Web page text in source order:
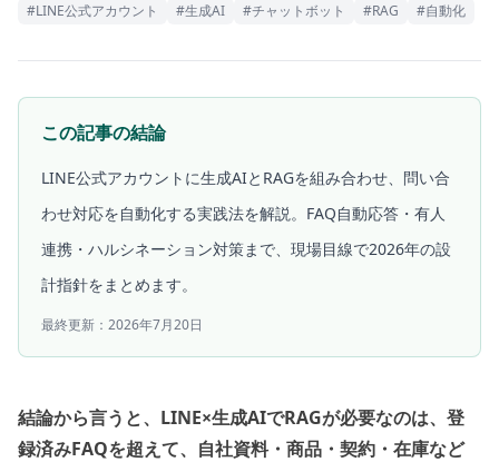
#LINE公式アカウント #生成AI #チャットボット #RAG #自動化
この記事の結論
LINE公式アカウントに生成AIとRAGを組み合わせ、問い合
わせ対応を自動化する実践法を解説。FAQ自動応答・有人
連携・ハルシネーション対策まで、現場目線で2026年の設
計指針をまとめます。
最終更新： 2026年7月20日
結論から言うと、LINE×生成AIでRAGが必要なのは、登
録済みFAQを超えて、自社資料・商品・契約・在庫など